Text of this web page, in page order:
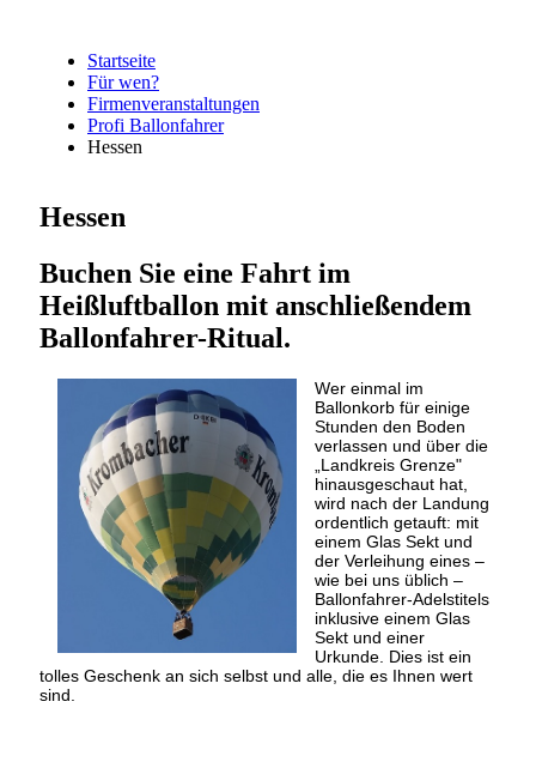
Startseite
Für wen?
Firmenveranstaltungen
Profi Ballonfahrer
Hessen
Hessen
Buchen Sie eine Fahrt im
Heißluftballon mit anschließendem
Ballonfahrer-Ritual.
Wer einmal im
Ballonkorb für einige
Stunden den Boden
verlassen und über die
„Landkreis Grenze"
hinausgeschaut hat,
wird nach der Landung
ordentlich getauft: mit
einem Glas Sekt und
der Verleihung eines –
wie bei uns üblich –
Ballonfahrer-Adelstitels
inklusive einem Glas
Sekt und einer
Urkunde. Dies ist ein
tolles Geschenk an sich selbst und alle, die es Ihnen wert
sind.